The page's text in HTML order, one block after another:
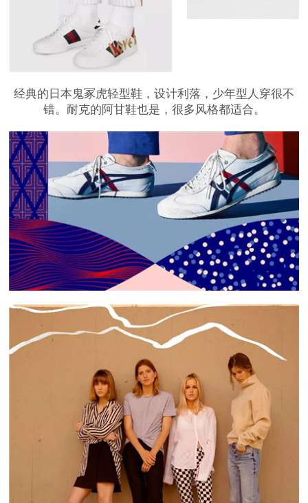
经典的日本鬼冢虎轻型鞋，设计利落，少年型人穿很不
错。耐克的阿甘鞋也是，很多风格都适合。